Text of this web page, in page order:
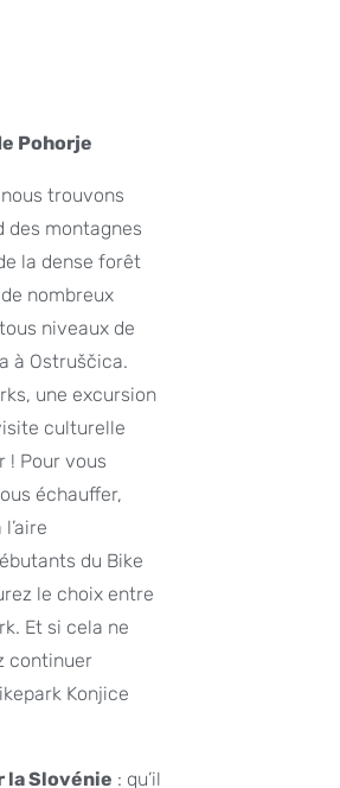
Pohorje
trouvons
des montagnes
la dense forêt
nombreux
niveaux de
à Ostruščica.
une excursion
culturelle
! Pour vous
échauffer,
du Bike
le choix entre
Et si cela ne
continuer
Konjice
la Slovénie : qu’il